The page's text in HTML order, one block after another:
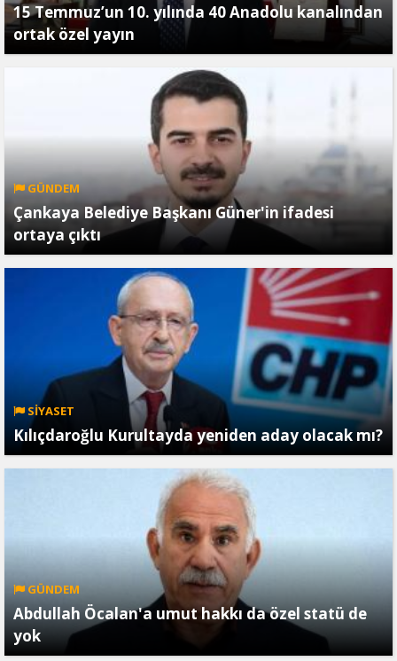
15 Temmuz’un 10. yılında 40 Anadolu kanalından
ortak özel yayın
GÜNDEM
Çankaya Belediye Başkanı Güner'in ifadesi
ortaya çıktı
SİYASET
Kılıçdaroğlu Kurultayda yeniden aday olacak mı?
GÜNDEM
Abdullah Öcalan'a umut hakkı da özel statü de
yok